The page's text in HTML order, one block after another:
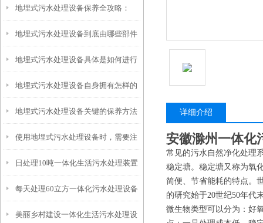
地埋式污水处理设备保养全攻略：
让“地下卫士”持续高效运转
地埋式污水处理设备到底由哪些部件
撑起？核心结构一文拆解
地埋式污水处理设备具体是如何进行
安装的呢？
地埋式污水处理设备自身拥有怎样的
特点呢？
地埋式污水处理设备关键的保养方法
使用地埋式污水处理设备时，需要注
意以下事项
日处理10吨一体化生活污水处理装置
每天处理60立方一体化污水处理设备
美丽乡村建设一体化生活污水处理设
详细介绍
安徽滁州一体化
常见的污水自然净化处理
稳定塘。稳定塘又称为氧
简便、节省能耗的特点。
的研究始于20世纪50年代
微生物类型可以分为：好